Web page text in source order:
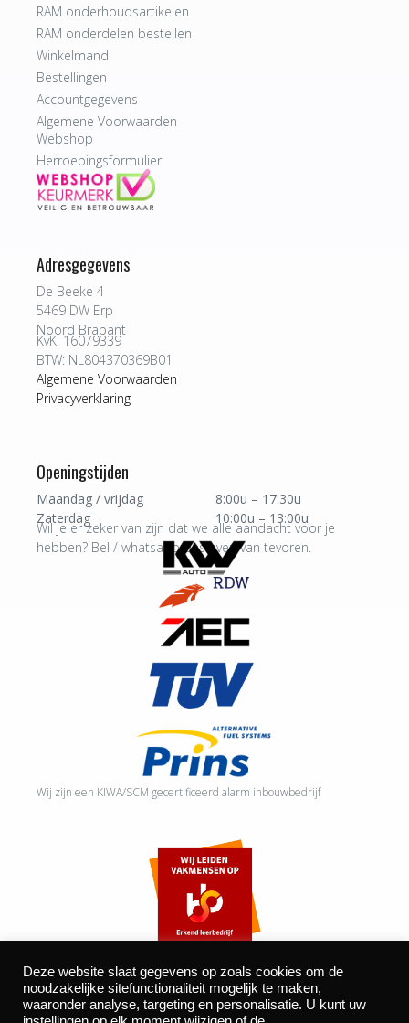
RAM onderhoudsartikelen
RAM onderdelen bestellen
Winkelmand
Bestellingen
Accountgegevens
Algemene Voorwaarden
Webshop
Herroepingsformulier
Adresgegevens
De Beeke 4
5469 DW Erp
Noord Brabant
KvK: 16079339
BTW: NL804370369B01
Algemene Voorwaarden
Privacyverklaring
Openingstijden
Maandag / vrijdag
8:00u – 17:30u
Zaterdag
10:00u – 13:00u
Wil je er zeker van zijn dat we alle aandacht voor je
hebben? Bel / whatsapp ons even van tevoren.
Wij zijn een KIWA/SCM gecertificeerd alarm inbouwbedrijf
Deze website slaat gegevens op zoals cookies om de
noodzakelijke sitefunctionaliteit mogelijk te maken,
waaronder analyse, targeting en personalisatie. U kunt uw